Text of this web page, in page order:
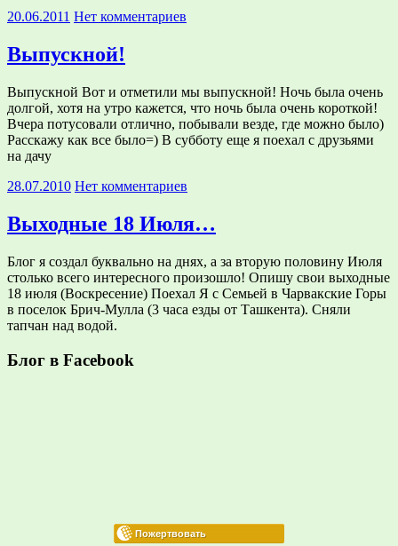
20.06.2011 Нет комментариев
Выпускной!
Выпускной Вот и отметили мы выпускной! Ночь была очень
долгой, хотя на утро кажется, что ночь была очень короткой!
Вчера потусовали отлично, побывали везде, где можно было)
Расскажу как все было=) В субботу еще я поехал с друзьями
на дачу
28.07.2010 Нет комментариев
Выходные 18 Июля…
Блог я создал буквально на днях, а за вторую половину Июля
столько всего интересного произошло! Опишу свои выходные
18 июля (Воскресение) Поехал Я с Семьей в Чарвакские Горы
в поселок Брич-Мулла (3 часа езды от Ташкента). Сняли
тапчан над водой.
Блог в Facebook